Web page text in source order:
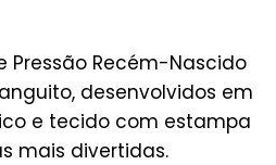
Pressão Recém-Nascido
desenvolvidos em
e tecido com estampa
mais divertidas.